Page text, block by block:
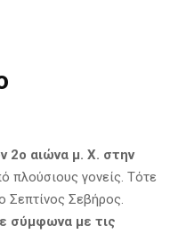
2o αιώνα μ. Χ. στην
πλούσιους γονείς. Τότε
Σεπτίνος Σεβήρος.
σύμφωνα με τις